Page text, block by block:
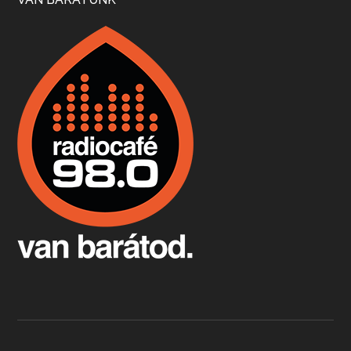
Boston, teadélután, bab és homár
Apr 9, 2026 • 00:37:17
Fermentáljunk, a testünk meghálálja!
Apr 3, 2026 • 00:36:07